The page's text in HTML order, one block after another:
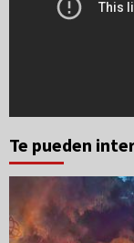
Te pueden